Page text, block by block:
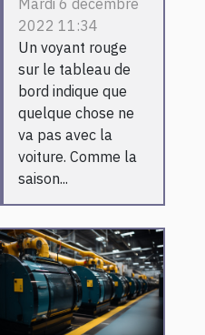
voyant de la
batterie
s'allume ?
2022 11:34
Un voyant rouge
sur le tableau de
bord indique que
quelque chose ne
va pas avec la
voiture. Comme la
saison...